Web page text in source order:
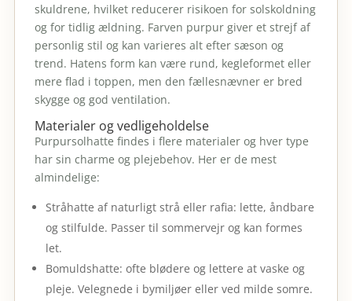
skuldrene, hvilket reducerer risikoen for solskoldning
og for tidlig ældning. Farven purpur giver et strejf af
personlig stil og kan varieres alt efter sæson og
trend. Hatens form kan være rund, kegleformet eller
mere flad i toppen, men den fællesnævner er bred
skygge og god ventilation.
Materialer og vedligeholdelse
Purpursolhatte findes i flere materialer og hver type
har sin charme og plejebehov. Her er de mest
almindelige:
Stråhatte af naturligt strå eller rafia: lette, åndbare
og stilfulde. Passer til sommervejr og kan formes
let.
Bomuldshatte: ofte blødere og lettere at vaske og
pleje. Velegnede i bymiljøer eller ved milde somre.